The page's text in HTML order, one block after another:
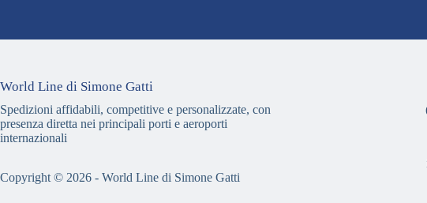
World Line di Simone Gatti
Spedizioni affidabili, competitive e personalizzate, con
presenza diretta nei principali porti e aeroporti
internazionali
Copyright © 2026 - World Line di Simone Gatti